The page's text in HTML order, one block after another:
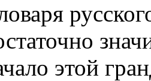
этой